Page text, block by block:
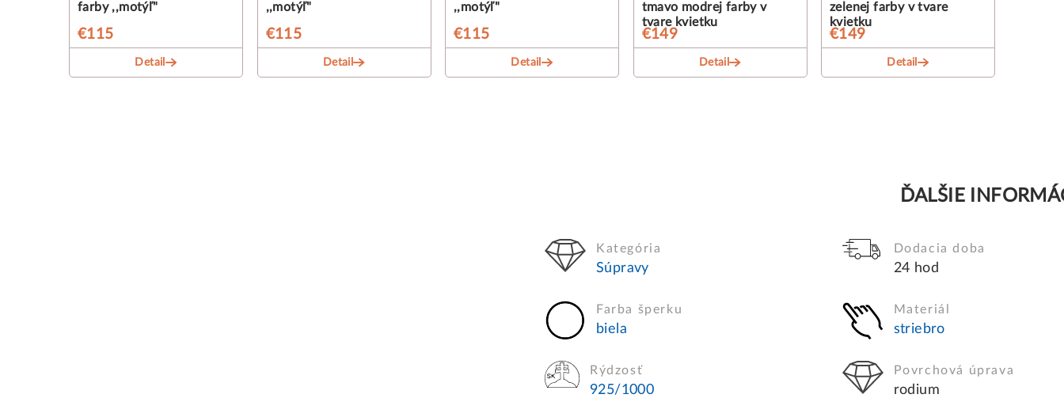
farby ,,motýľ"
€115
Detail
,,motýľ"
€115
Detail
,,motýľ"
€115
Detail
tmavo modrej farby v
tvare kvietku
€149
Detail
zelenej farby v tvare
kvietku
€149
Detail
ĎALŠIE
Kategória
Súpravy
Dodacia doba
24 hod
Farba šperku
biela
Materiál
striebro
Rýdzosť
925/1000
Povrchová úprava
rodium